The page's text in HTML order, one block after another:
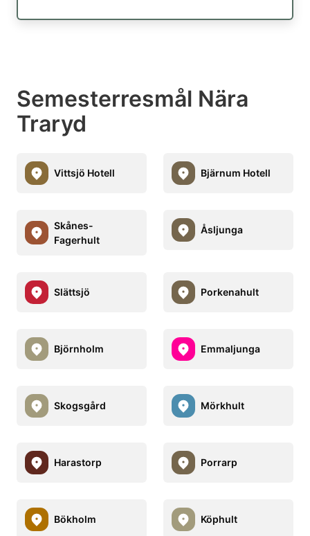
Semesterresmål Nära
Traryd
Vittsjö Hotell Bjärnum Hotell
Skånes-
Fagerhult
Åsljunga
Slättsjö Porkenahult
Björnholm Emmaljunga
Skogsgård Mörkhult
Harastorp Porrarp
Bökholm Köphult